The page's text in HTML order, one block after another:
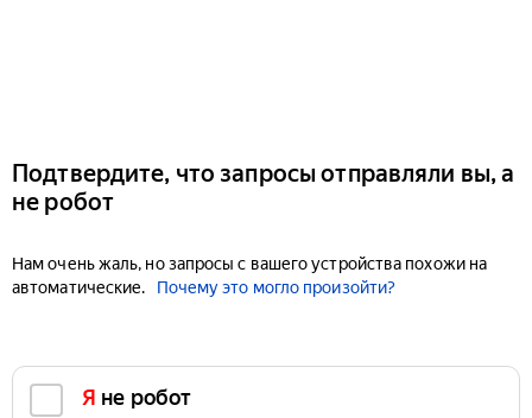
Подтвердите, что запросы отправляли вы, а
не робот
Нам очень жаль, но запросы с вашего устройства похожи на
автоматические.
Почему это могло произойти?
Я не робот